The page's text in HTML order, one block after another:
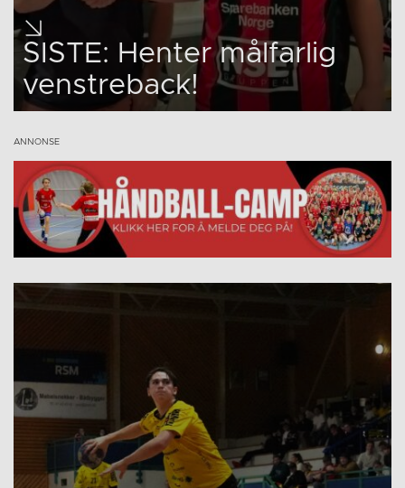
SISTE: Henter målfarlig
venstreback!